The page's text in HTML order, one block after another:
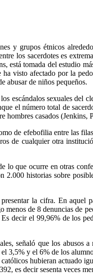
y grupos étnicos
los sacerdotes es
está tomada del estudio
visto afectado por la
abusar de niños pequeños.
escándalos sexuales del
el número total de
hombres casados (Jenkins,
de efebofilia entre las
de cualquier otra
lo que ocurre en otras
2.000 historias sobre
la cifra. En aquel
menos de 8 denuncias de
decir el 99,96% de los
señaló que los abusos a
3,5% y el 6% de los
hubieran actuado
es decir sesenta veces